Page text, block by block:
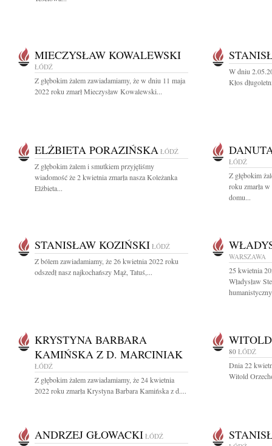
MIECZYSŁAW KOWALEWSKI
ŁÓDŹ
Z głębokim żalem zawiadamiamy, że w dniu 11 maja
2022 roku zmarł Mieczysław Kowalewski...
W dniu
Kłos
ELŻBIETA PORAZIŃSKA ŁÓDŹ
Z głębokim żalem i smutkiem przyjęliśmy
wiadomość że 2 kwietnia zmarła nasza Koleżanka
Elżbieta...
ŁÓDŹ
Z głębokim
roku zmarła
domu...
STANISŁAW KOZIŃSKI ŁÓDŹ
Z bólem zawiadamiamy, że 26 kwietnia 2022 roku
odszedł nasz najkochańszy Mąż, Tatuś,...
WARSZAWA
25 kwietnia
Władysław
KRYSTYNA BARBARA
KAMIŃSKA Z D. MARCINIAK
ŁÓDŹ
Z głębokim żalem zawiadamiamy, że 24 kwietnia
2022 roku zmarła Krystyna Barbara Kamińska z d....
80 ŁÓDŹ
Dnia 22
Witold
ANDRZEJ GŁOWACKI ŁÓDŹ